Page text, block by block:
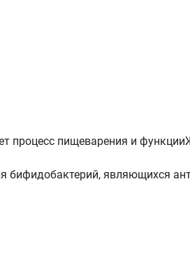
процесс пищеварения и
бифидобактерий, являющихся